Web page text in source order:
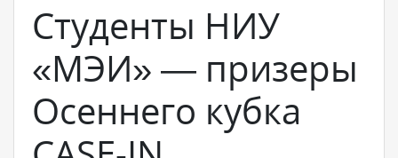
Студенты НИУ
«МЭИ» — призеры
Осеннего кубка